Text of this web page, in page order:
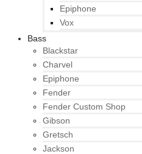
Epiphone
Vox
Bass
Blackstar
Charvel
Epiphone
Fender
Fender Custom Shop
Gibson
Gretsch
Jackson